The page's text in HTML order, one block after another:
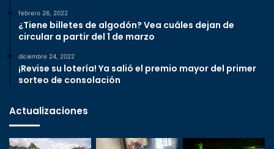
febrero 26, 2022
¿Tiene billetes de algodón? Vea cuáles dejan de
circular a partir del 1 de marzo
diciembre 24, 2022
¡Revise su lotería! Ya salió el premio mayor del primer
sorteo de consolación
Actualizaciones